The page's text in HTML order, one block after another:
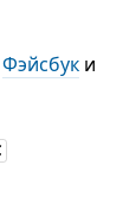
Фэйсбуки